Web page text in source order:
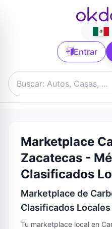
Entrar
Marketplace
Zacatecas -
Clasificados
Marketplace de
Clasificados Locales
Tu marketplace local en